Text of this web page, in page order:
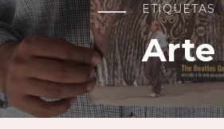
ETIQUETAS
Arte